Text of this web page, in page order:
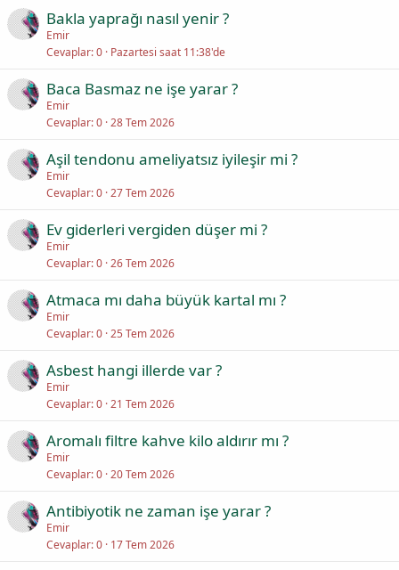
Bakla yaprağı nasıl yenir ?
Emir
Cevaplar 0 Pazartesi saat 11:38'de
Baca Basmaz ne işe yarar ?
Emir
Cevaplar 0 28 Tem 2026
Aşil tendonu ameliyatsız iyileşir mi ?
Emir
Cevaplar 0 27 Tem 2026
Ev giderleri vergiden düşer mi ?
Emir
Cevaplar 0 26 Tem 2026
Atmaca mı daha büyük kartal mı ?
Emir
Cevaplar 0 25 Tem 2026
Asbest hangi illerde var ?
Emir
Cevaplar 0 21 Tem 2026
Aromalı filtre kahve kilo aldırır mı ?
Emir
Cevaplar 0 20 Tem 2026
Antibiyotik ne zaman işe yarar ?
Emir
Cevaplar 0 17 Tem 2026